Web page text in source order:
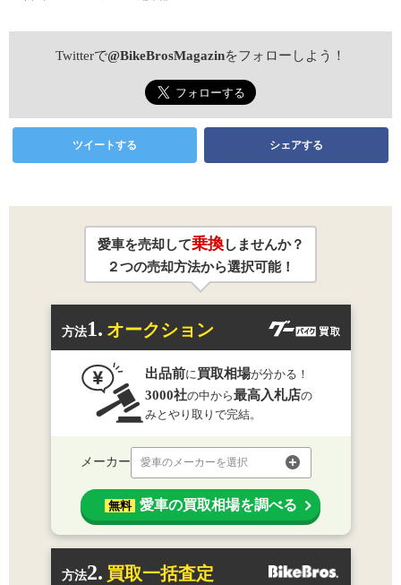
Twitterで@BikeBrosMagazinをフォローしよう！
ツイートする シェアする
愛車を売却して乗換しませんか？
２つの売却方法から選択可能！
方法1. オークション
出品前に 買取相場が分かる！
3000社の中から最高入札店の
みとやり取りで完結。
メーカー 愛車のメーカーを選択
無料 愛車の買取相場を調べる
方法2. 買取一括査定